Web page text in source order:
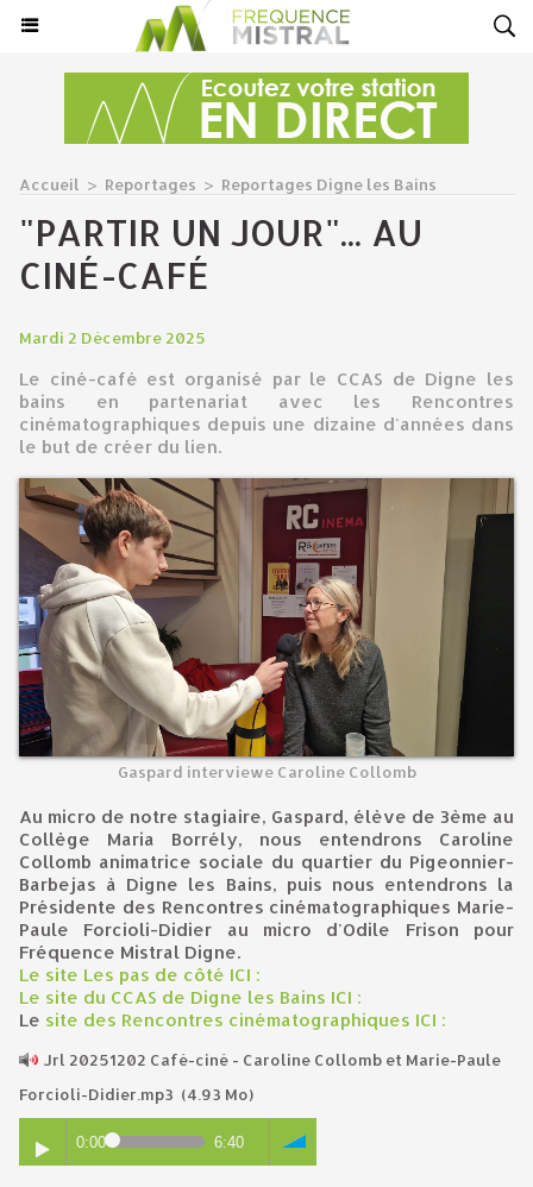
Accueil > Reportages > Reportages Digne les Bains
"PARTIR UN JOUR"... AU
CINÉ-CAFÉ
Mardi 2 Décembre 2025
Le ciné-café est organisé par le CCAS de Digne les
bains en partenariat avec les Rencontres
cinématographiques depuis une dizaine d'années dans
le but de créer du lien.
Gaspard interviewe Caroline Collomb
Au micro de notre stagiaire, Gaspard, élève de 3ème au
Collège Maria Borrély, nous entendrons Caroline
Collomb animatrice sociale du quartier du Pigeonnier-
Barbejas à Digne les Bains, puis nous entendrons la
Présidente des Rencontres cinématographiques Marie-
Paule Forcioli-Didier au micro d'Odile Frison pour
Fréquence Mistral Digne.
Le site Les pas de côté ICI :
Le site du CCAS de Digne les Bains ICI :
Le site des Rencontres cinématographiques ICI :
Jrl 20251202 Café-ciné - Caroline Collomb et Marie-Paule
Forcioli-Didier.mp3 (4.93 Mo)
0:00 6:40